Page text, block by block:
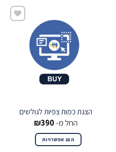
הצגת כמות צפיות לגולשים
החל מ- ₪390
הצג אפשרויות